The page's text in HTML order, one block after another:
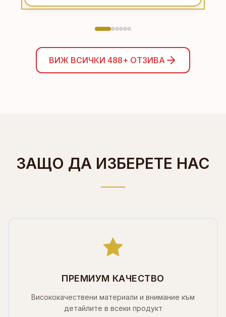
ВИЖ ВСИЧКИ 488+ ОТЗИВА
ЗАЩО ДА ИЗБЕРЕТЕ НАС
ПРЕМИУМ КАЧЕСТВО
Висококачествени материали и внимание към
детайлите в всеки продукт